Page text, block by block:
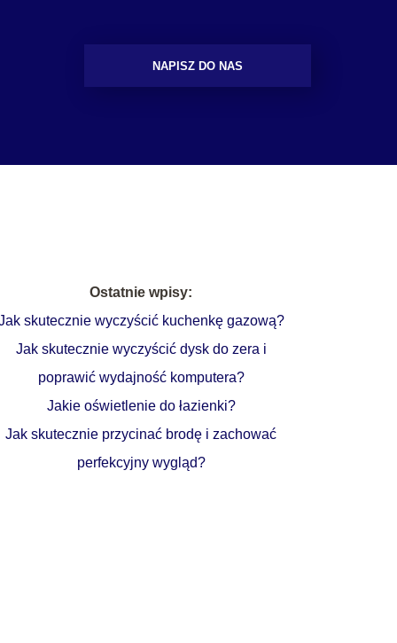
NAPISZ DO NAS
Ostatnie wpisy:
skutecznie wyczyścić kuchenkę gazową?
Jak skutecznie wyczyścić dysk do zera i
poprawić wydajność komputera?
Jakie oświetlenie do łazienki?
Jak skutecznie przycinać brodę i zachować
perfekcyjny wygląd?